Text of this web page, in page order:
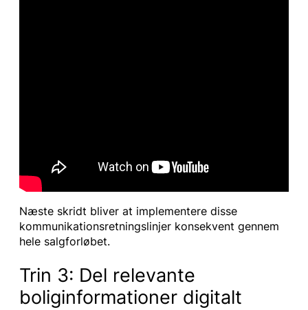
Næste skridt bliver at implementere disse
kommunikationsretningslinjer konsekvent gennem
hele salgforløbet.
Trin 3: Del relevante
boliginformationer digitalt